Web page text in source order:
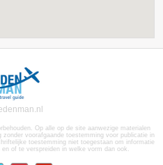
Op alle op de site aanwezige materialen
voorafgaande toestemming voor publicatie in
toestemming niet toegestaan om informatie
of te verspreiden in welke vorm dan ook.